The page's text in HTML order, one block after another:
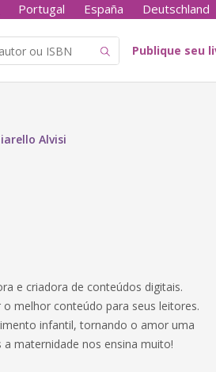
Portugal España Deutschland
Publique seu
Alvisi
e criadora de conteúdos digitais.
melhor conteúdo para seus leitores.
infantil, tornando o amor uma
maternidade nos ensina muito!